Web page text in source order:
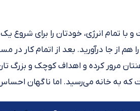
و با تمام انرژی، خودتان را برای
را هم از جا درآورید. بعد از اتمام کار
مرور کرده و اهداف کوچک و بزرگ
به خانه می‌رسید. اما ناگهان احساس